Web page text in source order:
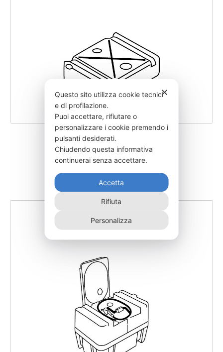
SGMIRB600-200
1.295,00€
✕
Questo sito utilizza cookie tecnici
e di profilazione.
Puoi accettare, rifiutare o
personalizzare i cookie premendo i
pulsanti desiderati.
Chiudendo questa informativa
continuerai senza accettare.
Accetta
Rifiuta
Personalizza